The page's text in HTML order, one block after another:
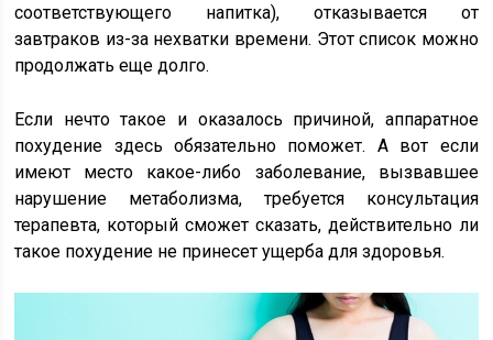
соответствующего напитка), отказывается от
завтраков из-за нехватки времени. Этот список можно
продолжать еще долго.
Если нечто такое и оказалось причиной, аппаратное
похудение здесь обязательно поможет. А вот если
имеют место какое-либо заболевание, вызвавшее
нарушение метаболизма, требуется консультация
терапевта, который сможет сказать, действительно ли
такое похудение не принесет ущерба для здоровья.